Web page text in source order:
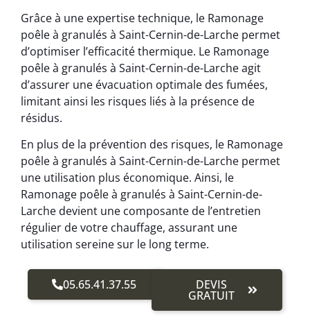
Grâce à une expertise technique, le Ramonage
poêle à granulés à Saint-Cernin-de-Larche permet
d’optimiser l’efficacité thermique. Le Ramonage
poêle à granulés à Saint-Cernin-de-Larche agit
d’assurer une évacuation optimale des fumées,
limitant ainsi les risques liés à la présence de
résidus.
En plus de la prévention des risques, le Ramonage
poêle à granulés à Saint-Cernin-de-Larche permet
une utilisation plus économique. Ainsi, le
Ramonage poêle à granulés à Saint-Cernin-de-
Larche devient une composante de l’entretien
régulier de votre chauffage, assurant une
utilisation sereine sur le long terme.
05.65.41.37.55 DEVIS
GRATUIT